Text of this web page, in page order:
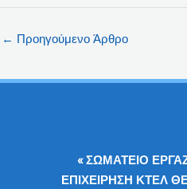
← Προηγούμενο Άρθρο
« ΣΩΜΑΤΕΙΟ
ΕΠΙΧΕΙΡΗΣΗ ΚΤΕΛ